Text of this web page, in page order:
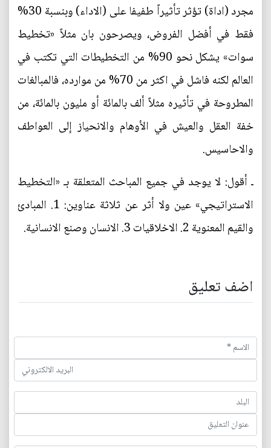
مجرد (اداة) تؤثر تأثيراً طفيفا على (الاداء) وبنسبة 30%
فقط في أفضل الفروض، ويصرحون بان مثلاً «تخطيط
سوات» يشكل نحو 90% من التخطيطات التي تكتب في
العالم لكنه فاشل في اكثر من 70% من موارده، فالمبالغات
المطروحة في تأثيره مثلاً ألف بالمائة أو مليون بالمائة، من
خفة العقل والعيش في الأوهام والانحياز إلى العواطف
والاحاسيس.
ـ أقول: لا يوجد في جميع المباحث المتعلقة بـ «التخطيط
الاستراتيجي» عين ولا أثر عن ثلاثة عناوين: 1. المبادئ
والقيم المعنوية 2. الاخلاقيات 3. الانسان وصنع الانسانية.
اضف تعليق